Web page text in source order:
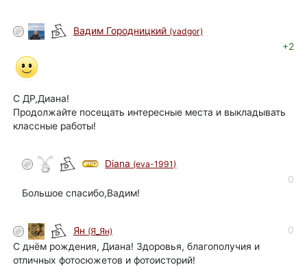
Вадим Городницкий (vadgor)
+2
С ДР,Диана!
Продолжайте посещать интересные места и выкладывать
классные работы!
Diana (eva-1991)
0
Большое спасибо,Вадим!
Ян (Я_Ян)
0
С днём рождения, Диана! Здоровья, благополучия и
отличных фотосюжетов и фотоисторий!